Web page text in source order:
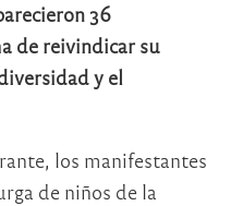
36
de reivindicar su
y el
los manifestantes
de niños de la